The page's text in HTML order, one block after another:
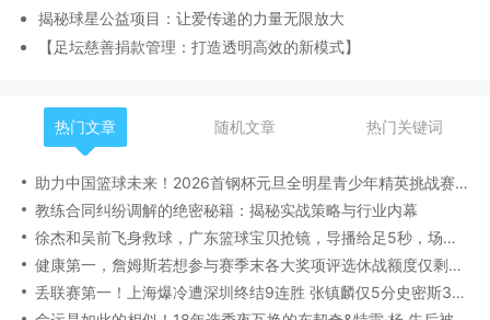
揭秘球星公益项目：让爱传递的力量无限放大
【足坛慈善捐款管理：打造透明高效的新模式】
热门文章 随机文章 热门关键词
助力中国篮球未来！2026首钢杯元旦全明星青少年精英挑战赛落幕
教练合同纠纷调解的绝密秘籍：揭秘实战策略与行业内幕
徐杰和吴前飞身救球，广东篮球宝贝抢镜，导播给足5秒，场边球迷像章子怡
健康第一，詹姆斯若想参与赛季末各大奖项评选休战额度仅剩1场
丢联赛第一！上海爆冷遭深圳终结9连胜 张镇麟仅5分史密斯38+7